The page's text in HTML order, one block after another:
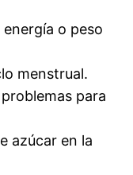
o peso
menstrual.
para
azúcar en la